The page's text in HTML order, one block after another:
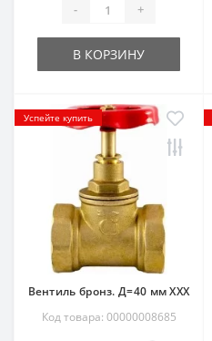
- +
В КОРЗИНУ
Успейте купить
Вентиль бронз. Д=40 мм ХХХ
Код товара: 00000008685